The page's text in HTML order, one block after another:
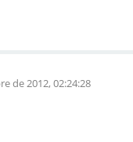
de 2012, 02:24:28